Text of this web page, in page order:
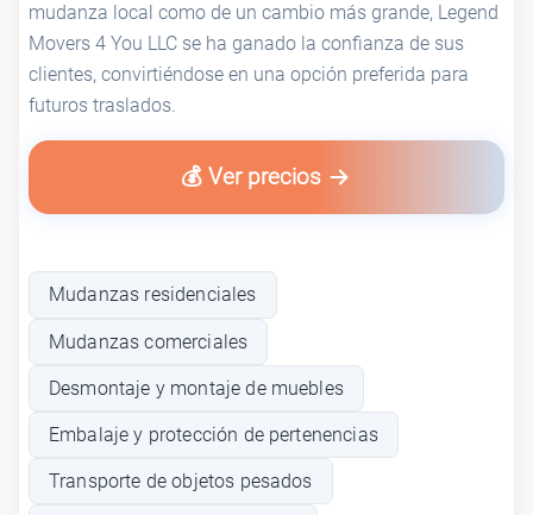
mudanza local como de un cambio más grande, Legend
Movers 4 You LLC se ha ganado la confianza de sus
clientes, convirtiéndose en una opción preferida para
futuros traslados.
💰 Ver precios
Mudanzas residenciales
Mudanzas comerciales
Desmontaje y montaje de muebles
Embalaje y protección de pertenencias
Transporte de objetos pesados